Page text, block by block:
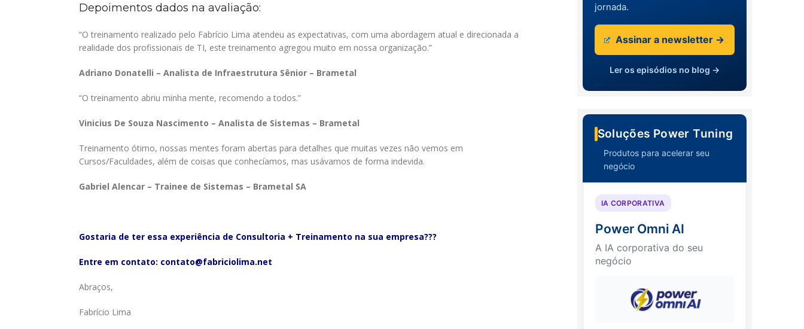
Depoimentos dados na avaliação:
“O treinamento realizado pelo Fabrício Lima atendeu as expectativas, com uma abordagem atual e direcionada a
realidade dos profissionais de TI, este treinamento agregou muito em nossa organização.”
Adriano Donatelli – Analista de Infraestrutura Sênior – Brametal
“O treinamento abriu minha mente, recomendo a todos.”
Vinicius De Souza Nascimento – Analista de Sistemas – Brametal
Treinamento ótimo, nossas mentes foram abertas para detalhes que muitas vezes não vemos em
Cursos/Faculdades, além de coisas que conhecíamos, mas usávamos de forma indevida.
Gabriel Alencar – Trainee de Sistemas – Brametal SA
Gostaria de ter essa experiência de Consultoria + Treinamento na sua empresa???
Entre em contato: contato@fabriciolima.net
Abraços,
Fabrício Lima
jornada.
Assinar a newsletter →
Ler os episódios no blog →
Soluções Power Tuning
Produtos para acelerar seu
negócio
IA CORPORATIVA
Power Omni AI
A IA corporativa do seu
negócio